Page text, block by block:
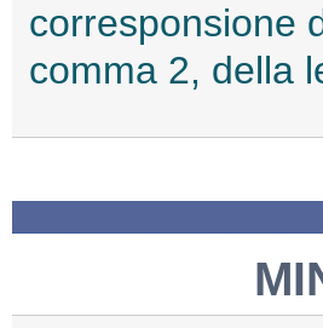
corresponsione
comma 2, della